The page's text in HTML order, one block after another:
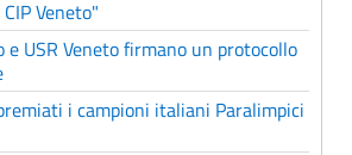
Veneto"
e USR Veneto firmano un protocollo
i campioni italiani Paralimpici